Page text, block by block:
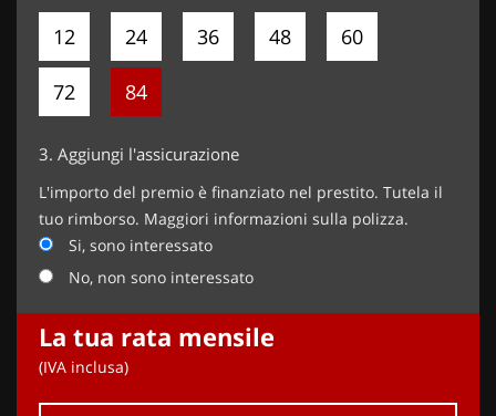
12 24 36 48 60
72 84
3. Aggiungi l'assicurazione
L'importo del premio è finanziato nel prestito. Tutela il
tuo rimborso. Maggiori informazioni sulla polizza.
Si, sono interessato
No, non sono interessato
La tua rata mensile
(IVA inclusa)